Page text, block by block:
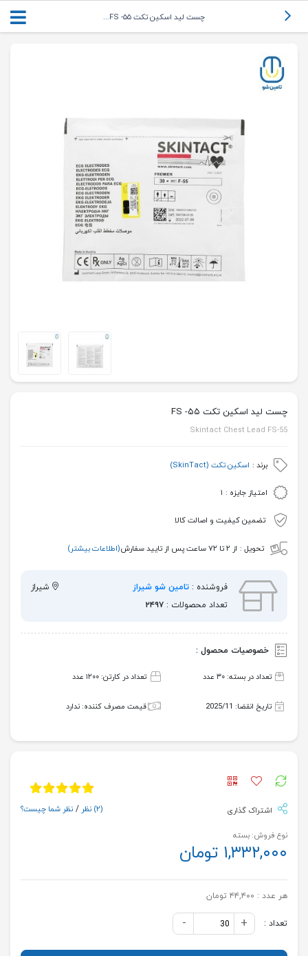
چست لید اسکین تکت ۵۵- FS...
چست لید اسکین تکت ۵۵- FS
Skintact Chest Lead FS-55
برند : اسکین تکت (SkinTact)
امتیاز جایزه : ۱
تضمین کیفیت و اصالت کالا
تحویل : از ۲ تا ۷۲ ساعت پس از تایید سفارش (اطلاعات بیشتر)
فروشنده : تامین شو شیراز
شیراز
تعداد محصولات : ۲۴۹۷
خصوصیات محصول :
تعداد در بسته: ۳۰ عدد تعداد در کارتن: ۱۲۰۰ عدد
تاریخ انقضا: 2025/11 قیمت مصرف کننده: ندارد
اشتراک گذاری (۲) نظر / نظر شما چیست؟
نوع فروش: بسته
۱,۳۳۲,۰۰۰ تومان
هر عدد : ۴۴,۴۰۰ تومان
تعداد : +
-